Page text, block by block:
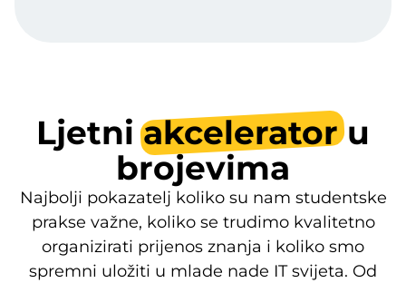
Ljetniakceleratoru
brojevima
Najbolji pokazatelj koliko su nam studentske
prakse važne, koliko se trudimo kvalitetno
organizirati prijenos znanja i koliko smo
spremni uložiti u mlade nade IT svijeta. Od